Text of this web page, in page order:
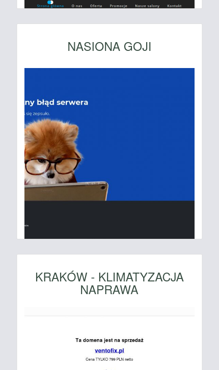
NASIONA GOJI
KRAKÓW - KLIMATYZACJA
NAPRAWA